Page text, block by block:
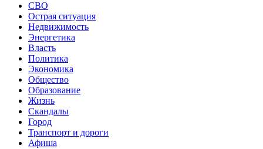
СВО
Острая ситуация
Недвижимость
Энергетика
Власть
Политика
Экономика
Общество
Образование
Жизнь
Скандалы
Город
Транспорт и дороги
Афиша